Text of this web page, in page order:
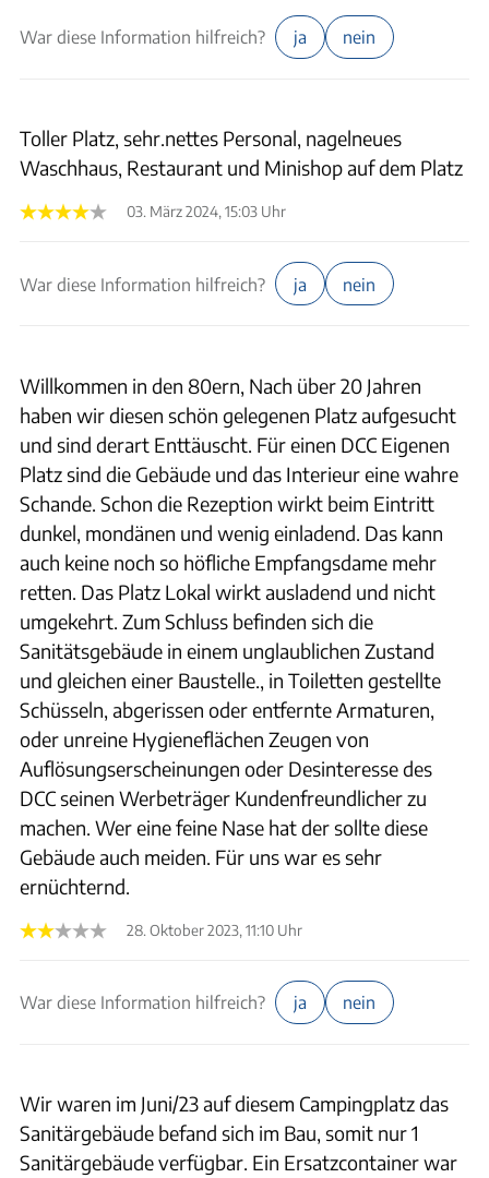
War diese Information hilfreich? ja nein
Toller Platz, sehr.nettes Personal, nagelneues
Waschhaus, Restaurant und Minishop auf dem Platz
03. März 2024, 15:03 Uhr
War diese Information hilfreich? ja nein
Willkommen in den 80ern, Nach über 20 Jahren
haben wir diesen schön gelegenen Platz aufgesucht
und sind derart Enttäuscht. Für einen DCC Eigenen
Platz sind die Gebäude und das Interieur eine wahre
Schande. Schon die Rezeption wirkt beim Eintritt
dunkel, mondänen und wenig einladend. Das kann
auch keine noch so höfliche Empfangsdame mehr
retten. Das Platz Lokal wirkt ausladend und nicht
umgekehrt. Zum Schluss befinden sich die
Sanitätsgebäude in einem unglaublichen Zustand
und gleichen einer Baustelle., in Toiletten gestellte
Schüsseln, abgerissen oder entfernte Armaturen,
oder unreine Hygieneflächen Zeugen von
Auflösungserscheinungen oder Desinteresse des
DCC seinen Werbeträger Kundenfreundlicher zu
machen. Wer eine feine Nase hat der sollte diese
Gebäude auch meiden. Für uns war es sehr
ernüchternd.
28. Oktober 2023, 11:10 Uhr
War diese Information hilfreich? ja nein
Wir waren im Juni/23 auf diesem Campingplatz das
Sanitärgebäude befand sich im Bau, somit nur 1
Sanitärgebäude verfügbar. Ein Ersatzcontainer war